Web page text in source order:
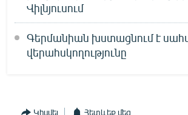
Վիլնյուսում
Գերմանիան խստացնում է
վերահսկողությունը
Կիսվել Հետևեք մեզ